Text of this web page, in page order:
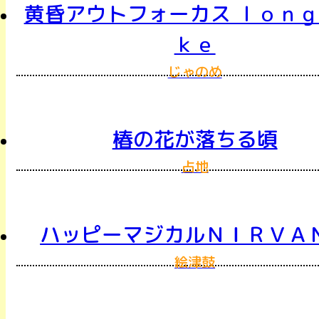
黄昏アウトフォーカス ｌｏｎ
ｋｅ
じゃのめ
椿の花が落ちる頃
占地
ハッピーマジカルＮＩＲＶＡ
絵津鼓